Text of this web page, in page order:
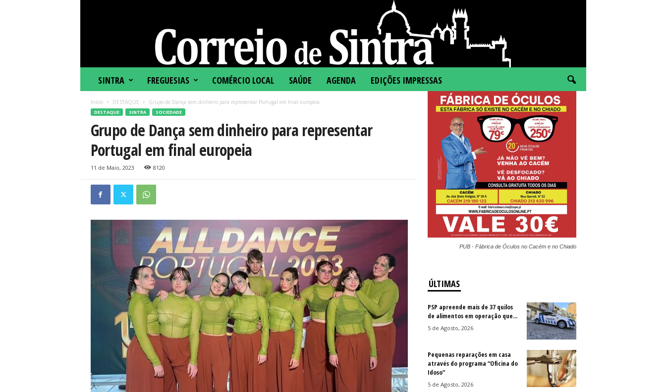
r
SINTRA FREGUESIAS COMÉRCIO LOCAL SAÚDE AGENDA EDIÇÕES IMPRESSAS
Início DESTAQUE Grupo de Dança sem dinheiro para representar Portugal em final europeia
DESTAQUE SINTRA SOCIEDADE
Grupo de Dança sem dinheiro para representar
Portugal em final europeia
11 de Maio, 2023 8120
PUB - Fábrica de Óculos no Cacém e no Chiado
ÚLTIMAS
PSP apreende mais de 37 quilos
de alimentos em operação que...
5 de Agosto, 2026
Pequenas reparações em casa
através do programa “Oficina do
Idoso”
5 de Agosto, 2026